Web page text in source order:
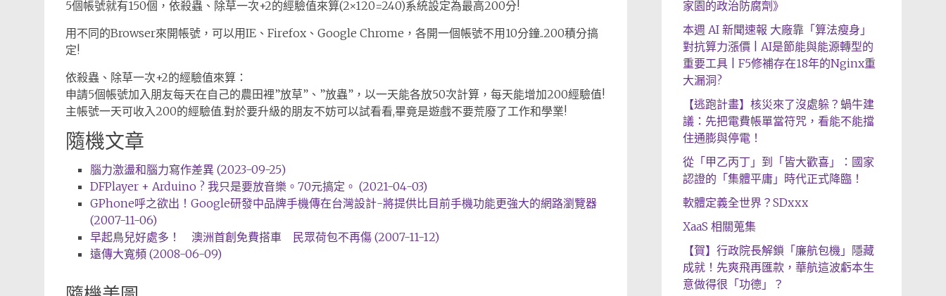
5個帳號就有150個，依殺蟲、除草一次+2的經驗值來算(2×120=240)系統設定為最高200分!
用不同的Browser來開帳號，可以用IE、Firefox、Google Chrome，各開一個帳號不用10分鐘..200積分搞
定!
依殺蟲、除草一次+2的經驗值來算：
申請5個帳號加入朋友每天在自己的農田裡”放草”、”放蟲”，以一天能各放50次計算，每天能增加200經驗值!
主帳號一天可收入200的經驗值.對於要升級的朋友不妨可以試看看,畢竟是遊戲不要荒廢了工作和學業!
隨機文章
腦力激盪和腦力寫作差異 (2023-09-25)
DFPlayer + Arduino ? 我只是要放音樂。70元搞定。 (2021-04-03)
GPhone呼之欲出！Google研發中品牌手機傳在台灣設計-將提供比目前手機功能更強大的網路瀏覽器
(2007-11-06)
早起鳥兒好處多！ 澳洲首創免費搭車 民眾荷包不再傷 (2007-11-12)
遠傳大寬頻 (2008-06-09)
家園的政治防腐劑》
本週 AI 新聞速報 大廠靠「算法瘦身」
對抗算力漲價 | AI是節能與能源轉型的
重要工具 | F5修補存在18年的Nginx重
大漏洞?
【逃跑計畫】核災來了沒處躲？蝸牛建
議：先把電費帳單當符咒，看能不能擋
住通膨與停電！
從「甲乙丙丁」到「皆大歡喜」：國家
認證的「集體平庸」時代正式降臨！
軟體定義全世界？SDxxx
XaaS 相關蒐集
【賀】行政院長解鎖「廉航包機」隱藏
成就！先爽飛再匯款，華航這波虧本生
意做得很「功德」？